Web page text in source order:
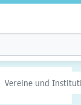
Vereine und